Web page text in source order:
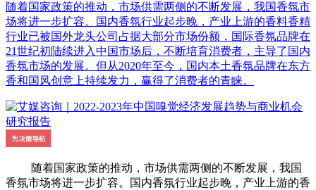
随着国家政策的推动，市场供需两侧的不断发展，我国香氛市
场将进一步扩容。国内香氛行业起步晚，产业上游的香料香精
行业已被国外龙头公司占据大部分市场份额，国际香氛品牌在
21世纪初陆续进入中国市场后，不断培育消费者，主导了国内
香氛市场的发展。但从2020年至今，国内本土香氛品牌在东方
香和国风创意上持续发力，赢得了消费者的青睐。
随着国家政策的推动，市场供需两侧的不断发展，我国
香氛市场将进一步扩容。国内香氛行业起步晚，产业上游的香